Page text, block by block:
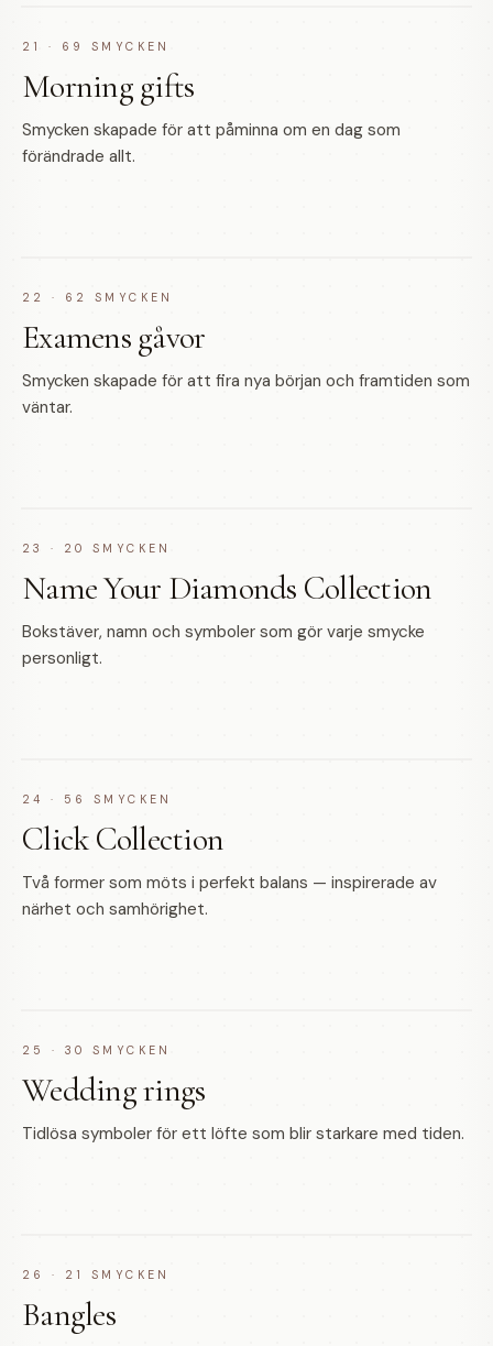
21 · 69 SMYCKEN
Morning gifts
Smycken skapade för att påminna om en dag som
förändrade allt.
22 · 62 SMYCKEN
Examens gåvor
Smycken skapade för att fira nya början och framtiden som
väntar.
23 · 20 SMYCKEN
Name Your Diamonds Collection
Bokstäver, namn och symboler som gör varje smycke
personligt.
24 · 56 SMYCKEN
Click Collection
Två former som möts i perfekt balans — inspirerade av
närhet och samhörighet.
25 · 30 SMYCKEN
Wedding rings
Tidlösa symboler för ett löfte som blir starkare med tiden.
26 · 21 SMYCKEN
Bangles